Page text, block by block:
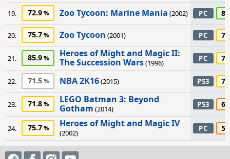
19. 72.9 Zoo Tycoon: Marine Mania (2002) PC 80
20. 75.7 Zoo Tycoon (2001) PC 75
21. 85.9
Heroes of Might and Magic II:
The Succession Wars(1996) PC 70
22. 71.5 NBA 2K16(2015) PS3 70
23. 71.8
LEGO Batman 3: Beyond
Gotham (2014) PS3 65
24. 75.7 Heroes of Might and Magic IV
(2002) PC 55